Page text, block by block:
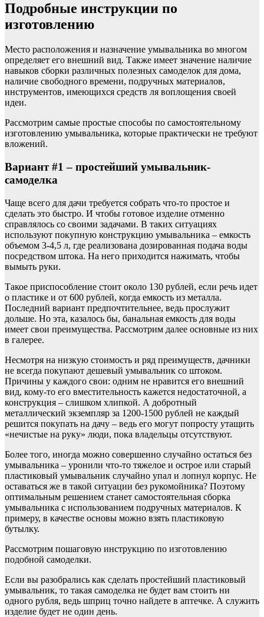
Подробные инструкции по
изготовлению
Место расположения и назначение умывальника во многом
определяет его внешний вид. Также имеет значение наличие
навыков сборки различных полезных самоделок для дома,
наличие свободного времени, подручных материалов,
инструментов, имеющихся средств ля воплощения своей
идеи.
Рассмотрим самые простые способы по самостоятельному
изготовлению умывальника, которые практически не требуют
вложений.
Вариант #1 – простейший умывальник-
самоделка
Чаще всего для дачи требуется собрать что-то простое и
сделать это быстро. И чтобы готовое изделие отменно
справлялось со своими задачами. В таких ситуациях
используют покупную конструкцию умывальника – емкость
объемом 3-4,5 л, где реализована дозированная подача воды
посредством штока. На него приходится нажимать, чтобы
вымыть руки.
Такое приспособление стоит около 130 рублей, если речь идет
о пластике и от 600 рублей, когда емкость из металла.
Последний вариант предпочтительнее, ведь прослужит
дольше. Но эта, казалось бы, банальная емкость для воды
имеет свои преимущества. Рассмотрим далее основные из них
в галерее.
Несмотря на низкую стоимость и ряд преимуществ, дачники
не всегда покупают дешевый умывальник со штоком.
Причины у каждого свои: одним не нравится его внешний
вид, кому-то его вместительность кажется недостаточной, а
конструкция – слишком хлипкой. А добротный
металлический экземпляр за 1200-1500 рублей не каждый
решится покупать на дачу – ведь его могут попросту утащить
«нечистые на руку» люди, пока владельцы отсутствуют.
Более того, иногда можно совершенно случайно остаться без
умывальника – уронили что-то тяжелое и острое или старый
пластиковый умывальник случайно упал и лопнул корпус. Не
оставаться же в такой ситуации без рукомойника? Поэтому
оптимальным решением станет самостоятельная сборка
умывальника с использованием подручных материалов. К
примеру, в качестве основы можно взять пластиковую
бутылку.
Рассмотрим пошаговую инструкцию по изготовлению
подобной самоделки.
Если вы разобрались как сделать простейший пластиковый
умывальник, то такая самоделка не будет вам стоить ни
одного рубля, ведь шприц точно найдете в аптечке. А служить
изделие будет не один день.